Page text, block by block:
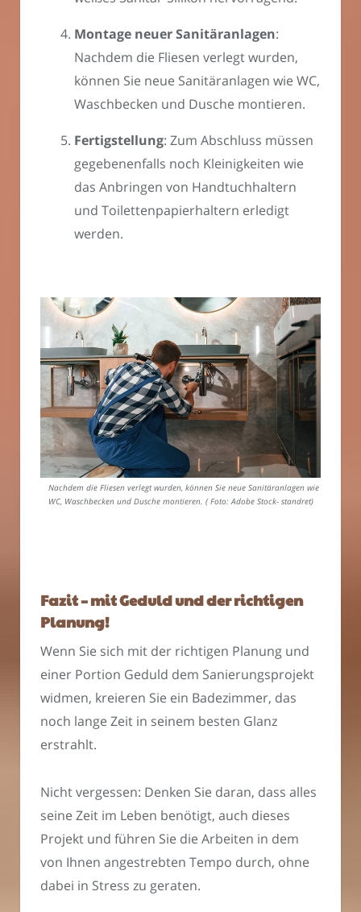
Montage neuer Sanitäranlagen:
Nachdem die Fliesen verlegt wurden,
können Sie neue Sanitäranlagen wie WC,
Waschbecken und Dusche montieren.
Fertigstellung: Zum Abschluss müssen
gegebenenfalls noch Kleinigkeiten wie
das Anbringen von Handtuchhaltern
und Toilettenpapierhaltern erledigt
werden.
Nachdem die Fliesen verlegt wurden, können Sie neue Sanitäranlagen wie
WC, Waschbecken und Dusche montieren. ( Foto: Adobe Stock- standret)
Fazit – mit Geduld und der richtigen
Planung!
Wenn Sie sich mit der richtigen Planung und
einer Portion Geduld dem Sanierungsprojekt
widmen, kreieren Sie ein Badezimmer, das
noch lange Zeit in seinem besten Glanz
erstrahlt.
Nicht vergessen: Denken Sie daran, dass alles
seine Zeit im Leben benötigt, auch dieses
Projekt und führen Sie die Arbeiten in dem
von Ihnen angestrebten Tempo durch, ohne
dabei in Stress zu geraten.